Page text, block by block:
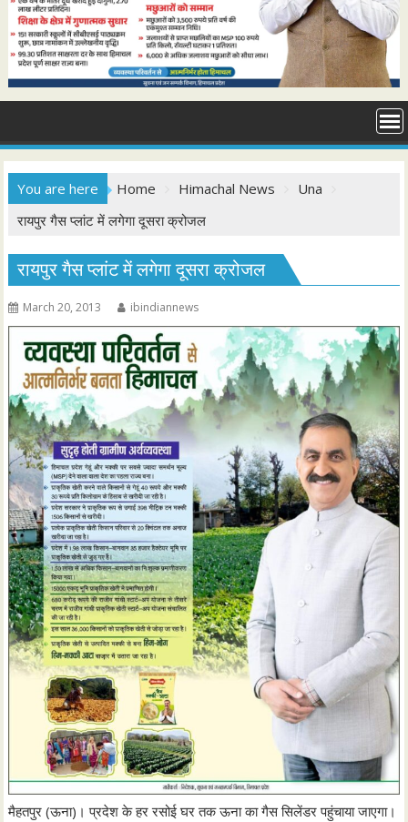
You are here Home Himachal News
Una
रायपुर गैस प्लांट में लगेगा दूसरा क्रोजल
रायपुर गैस प्लांट में लगेगा दूसरा क्रोजल
March 20, 2013 ibindiannews
मैहतपुर (ऊना)। प्रदेश के हर रसोई घर तक ऊना का गैस सिलेंडर पहुंचाया जाएगा।